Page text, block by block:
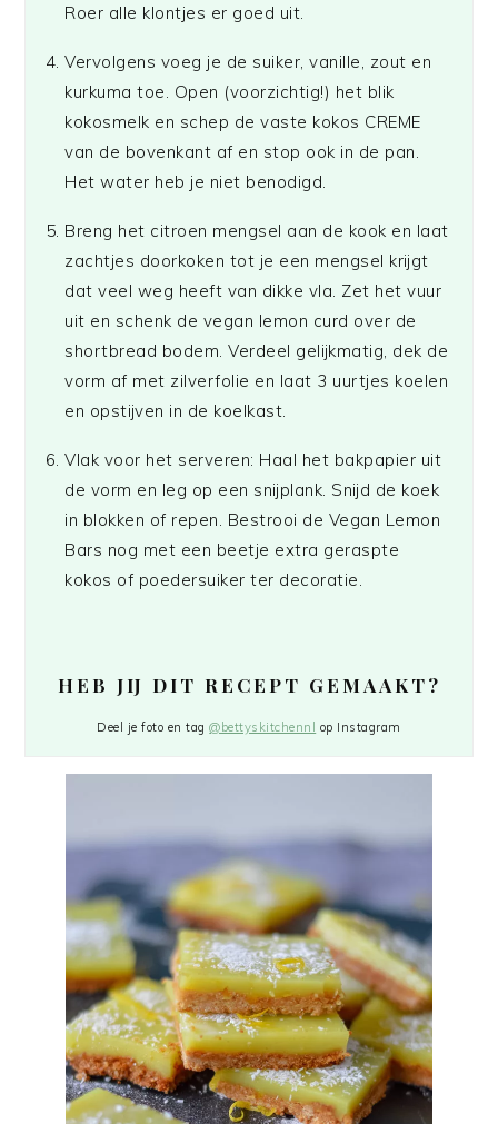
Roer alle klontjes er goed uit.
Vervolgens voeg je de suiker, vanille, zout en
kurkuma toe. Open (voorzichtig!) het blik
kokosmelk en schep de vaste kokos CREME
van de bovenkant af en stop ook in de pan.
Het water heb je niet benodigd.
Breng het citroen mengsel aan de kook en laat
zachtjes doorkoken tot je een mengsel krijgt
dat veel weg heeft van dikke vla. Zet het vuur
uit en schenk de vegan lemon curd over de
shortbread bodem. Verdeel gelijkmatig, dek de
vorm af met zilverfolie en laat 3 uurtjes koelen
en opstijven in de koelkast.
Vlak voor het serveren: Haal het bakpapier uit
de vorm en leg op een snijplank. Snijd de koek
in blokken of repen. Bestrooi de Vegan Lemon
Bars nog met een beetje extra geraspte
kokos of poedersuiker ter decoratie.
HEB JIJ DIT RECEPT GEMAAKT?
Deel je foto en tag@bettyskitchennl op Instagram